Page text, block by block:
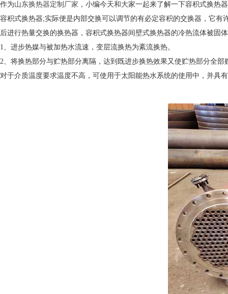
作为山东换热器定制厂家 ，小编今天和大家一起来了解一下容积式换热
容积式换热器;实际便是内部交换可以调节的有必定容积的交换器，它
后进行热量交换的换热器，容积式换热器间壁式换热器的冷热流体被固
1、进步热媒与被加热水流速，变层流换热为紊流换热。
2、将换热部分与贮热部分离隔，达到既进步换热效果又使贮热部分全
对于介质温度要求温度不高，可使用于太阳能热水系统的使用中，并具